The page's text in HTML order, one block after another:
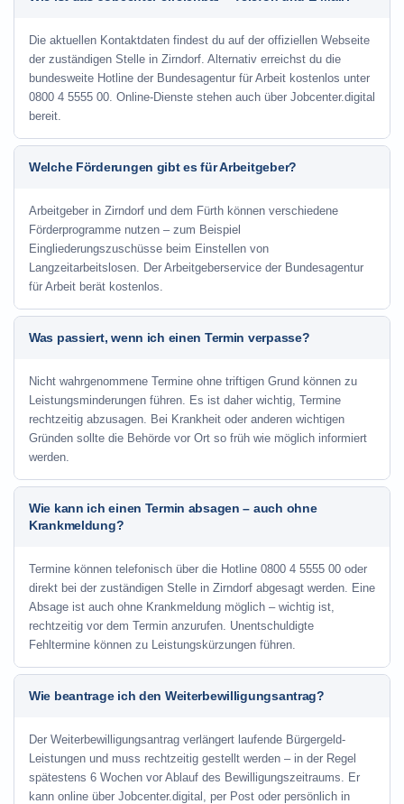
Die aktuellen Kontaktdaten findest du auf der offiziellen Webseite
der zuständigen Stelle in Zirndorf. Alternativ erreichst du die
bundesweite Hotline der Bundesagentur für Arbeit kostenlos unter
0800 4 5555 00. Online-Dienste stehen auch über Jobcenter.digital
bereit.
Welche Förderungen gibt es für Arbeitgeber?
Arbeitgeber in Zirndorf und dem Fürth können verschiedene
Förderprogramme nutzen – zum Beispiel
Eingliederungszuschüsse beim Einstellen von
Langzeitarbeitslosen. Der Arbeitgeberservice der Bundesagentur
für Arbeit berät kostenlos.
Was passiert, wenn ich einen Termin verpasse?
Nicht wahrgenommene Termine ohne triftigen Grund können zu
Leistungsminderungen führen. Es ist daher wichtig, Termine
rechtzeitig abzusagen. Bei Krankheit oder anderen wichtigen
Gründen sollte die Behörde vor Ort so früh wie möglich informiert
werden.
Wie kann ich einen Termin absagen – auch ohne
Krankmeldung?
Termine können telefonisch über die Hotline 0800 4 5555 00 oder
direkt bei der zuständigen Stelle in Zirndorf abgesagt werden. Eine
Absage ist auch ohne Krankmeldung möglich – wichtig ist,
rechtzeitig vor dem Termin anzurufen. Unentschuldigte
Fehltermine können zu Leistungskürzungen führen.
Wie beantrage ich den Weiterbewilligungsantrag?
Der Weiterbewilligungsantrag verlängert laufende Bürgergeld-
Leistungen und muss rechtzeitig gestellt werden – in der Regel
spätestens 6 Wochen vor Ablauf des Bewilligungszeitraums. Er
kann online über Jobcenter.digital, per Post oder persönlich in